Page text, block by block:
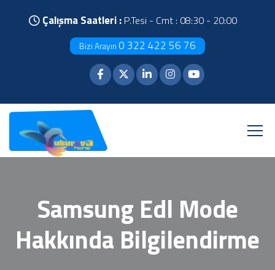
Çalışma Saatleri : P.Tesi - Cmt : 08:30 - 20:00
Bizi Arayın 0 322 422 56 76
Samsung Edl Mode
Hakkında Bilgilendirme